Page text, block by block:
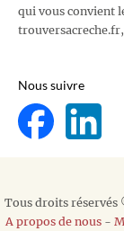
qui vous convient
Nous suivre
Tous droits réservés
A propos de nous-